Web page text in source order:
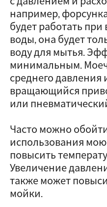
например,
будет работать
воды, она будет
воду для мытья.
минимальным.
среднего
вращающийся
или
Часто можно
использования
повысить
Увеличение
также может
мойки.